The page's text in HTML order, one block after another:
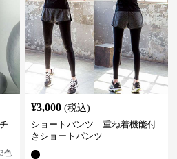
3色
¥3,000 (税込)
ショートパンツ 重ね着機能付
きショートパンツ